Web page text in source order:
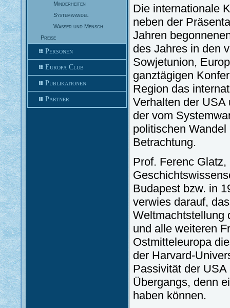
Minderheiten
Systemwandel
Wasser und Mensch
Preise
Personen
Europa Club
Publikationen
Partner
Die internationale
neben der
Jahren
des Jahres in den
Sowjetunion,
ganztägigen
Region das
Verhalten der
der vom
politischen
Betrachtung.
Prof. Ferenc
Budapest bzw. in
verwies darauf,
Weltmachtstellung
und alle weiteren
Ostmitteleuropa
der Harvard-
Passivität der
Übergangs, denn
haben können.